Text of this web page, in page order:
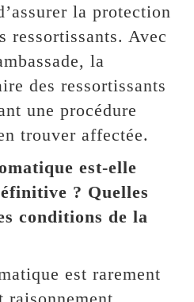
la protection
ressortissants. Avec
la
des ressortissants
une procédure
trouver affectée.
est-elle
? Quelles
conditions de la
est rarement